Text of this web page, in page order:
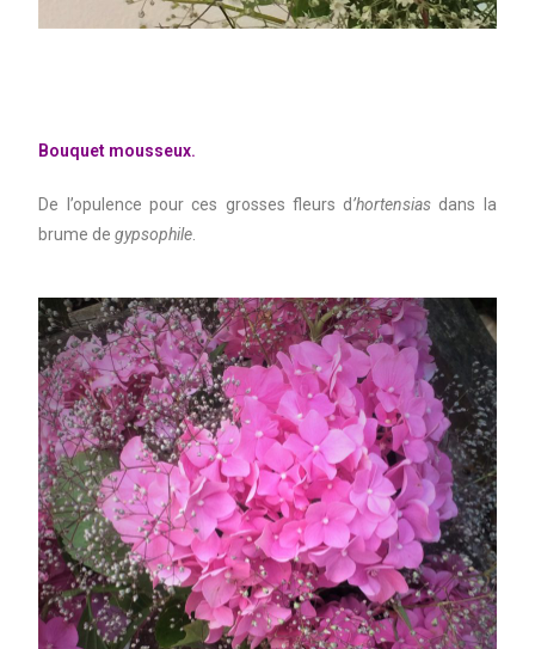
Bouquet mousseux.
De l’opulence pour ces grosses fleurs d’hortensias dans la
brume degypsophile